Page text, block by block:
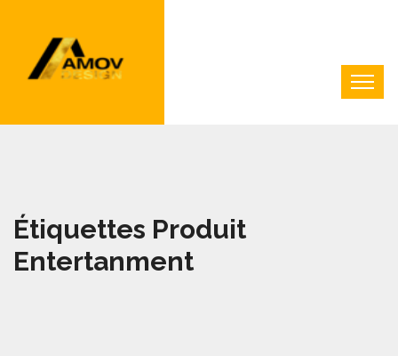
Étiquettes Produit
Entertanment